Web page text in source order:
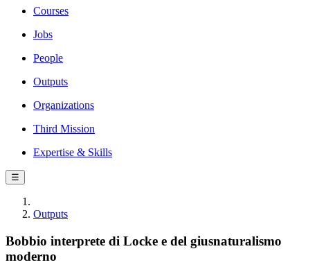
Courses
Jobs
People
Outputs
Organizations
Third Mission
Expertise & Skills
☰
Outputs
Bobbio interprete di Locke e del giusnaturalismo
moderno